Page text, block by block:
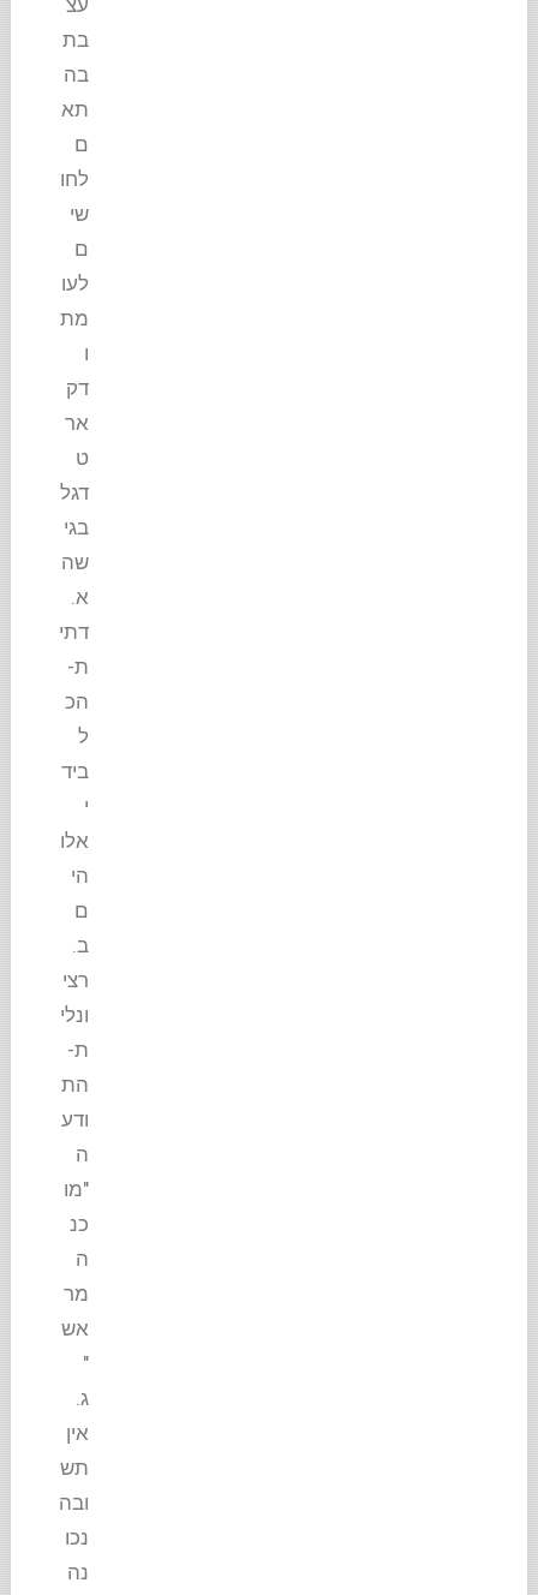
עצ
בת
בה
תא
ם
לחו
שי
ם
לעו
מת
ו
דק
אר
ט
דגל
בגי
שה
א.
דתי
ת-
הכ
ל
ביד
י
אלו
הי
ם
ב.
רצי
ונלי
ת-
הת
ודע
ה
"מו
כנ
ה
מר
אש
"
ג.
אין
תש
ובה
נכו
נה